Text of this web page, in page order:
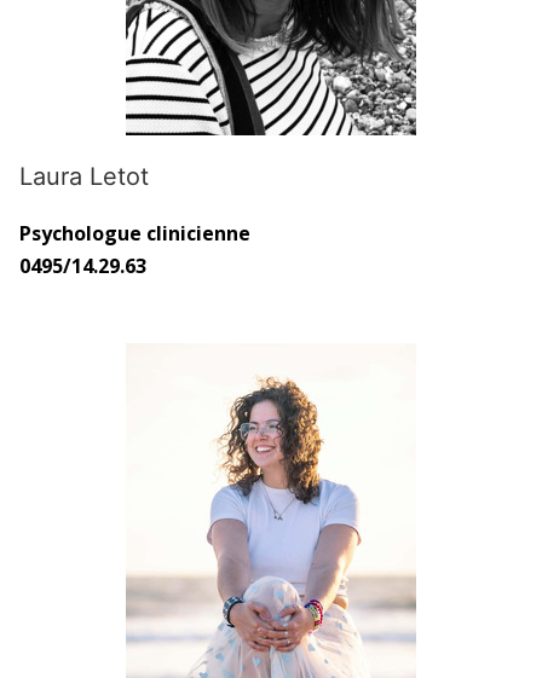
Laura Letot
Psychologue clinicienne
0495/14.29.63